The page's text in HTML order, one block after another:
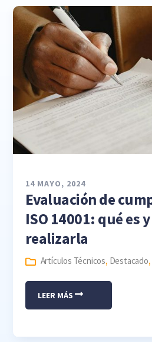
14 MAYO, 2024
Evaluación de
ISO 14001: qué es
realizarla
Artículos Técnicos, Destacado,
LEER MÁS